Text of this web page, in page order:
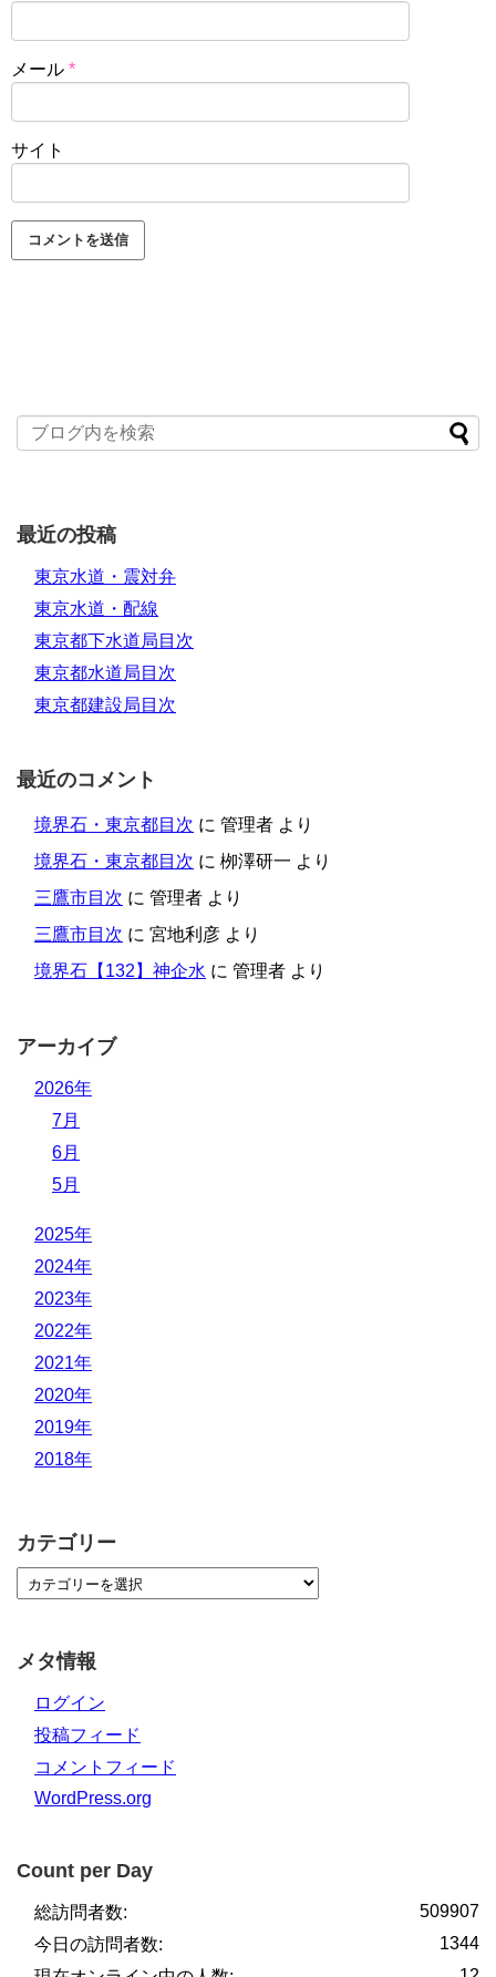
メール *
サイト
最近の投稿
東京水道・震対弁
東京水道・配線
東京都下水道局目次
東京都水道局目次
東京都建設局目次
最近のコメント
境界石・東京都目次 に 管理者 より
境界石・東京都目次 に 栁澤研一 より
三鷹市目次 に 管理者 より
三鷹市目次 に 宮地利彦 より
境界石【132】神企水 に 管理者 より
アーカイブ
2026年
7月
6月
5月
2025年
2024年
2023年
2022年
2021年
2020年
2019年
2018年
カテゴリー
メタ情報
ログイン
投稿フィード
コメントフィード
WordPress.org
Count per Day
509907
総訪問者数:
1344
今日の訪問者数: